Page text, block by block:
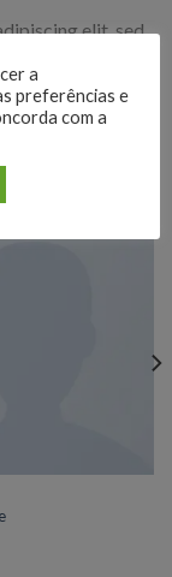
elit, sed
a
preferências e
com a